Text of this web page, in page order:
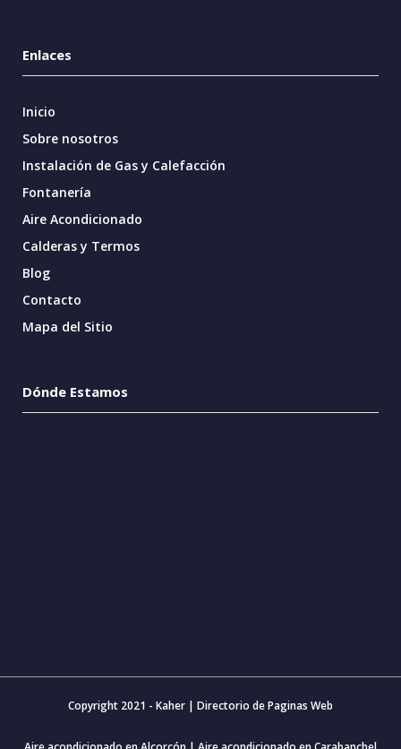
Enlaces
Inicio
Sobre nosotros
Instalación de Gas y Calefacción
Fontanería
Aire Acondicionado
Calderas y Termos
Blog
Contacto
Mapa del Sitio
Dónde Estamos
Copyright 2021 - Kaher | Directorio de Paginas Web